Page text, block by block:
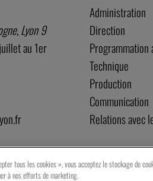
Lyon 9
au 1er
Administration
Direction
Technique
Production
Communication
Relations avec
tous les cookies », vous acceptez le stockage de
à nos efforts de marketing.